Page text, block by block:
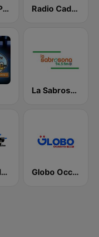
Radio La Patrona Radio Cadena Sonora
La Sabrosona
Exitos Xela 107.1 FM Globo Occidente